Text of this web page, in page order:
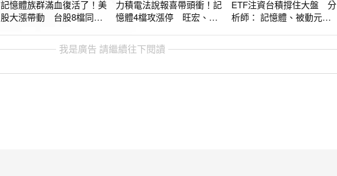
記憶體族群滿血復活了！美
股大漲帶動 台股8檔同步
力積電法說報喜帶頭衝！記
憶體4檔攻漲停 旺宏、南
ETF注資台積撐住大盤 分
析師： 記憶體、被動元件
我是廣告 請繼續往下閱讀